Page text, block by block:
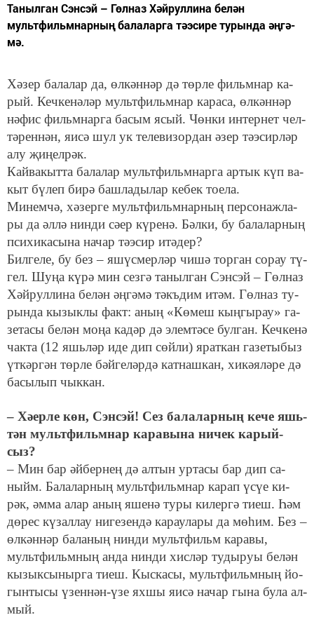
Та­ныл­ган Сэнсэй – Гөл­наз Хәй­рул­ли­на бе­лән
мультфильмнарның балаларга тәэсире турында әң­гә­
мә.
Хә­зер ба­ла­лар да, өл­кән­нәр дә төр­ле фильм­нар ка­
рый. Ке­чкенәләр мульт­фильм­нар караса, өл­кән­нәр
нә­фис фильм­нар­га ба­сым ясый. Чөн­ки ин­тер­нет чел­
тә­рен­нән, яи­сә шул ук те­ле­ви­зор­дан әзер тәэ­сир­ләр
алу җи­ңел­рәк.
Кайвакытта ба­ла­лар мультфильмнарга ар­тык күп ва­
кыт бү­леп би­рә баш­ла­ды­лар ке­бек тоела.
Ми­нем­чә, хә­зер­ге мульт­фильм­нар­ның пер­со­наж­ла­
ры да әл­лә нин­ди сә­ер кү­ре­нә. Бәл­ки, бу ба­ла­лар­ның
пси­хи­ка­сы­на на­чар тәэ­сир итә­дер?
Бил­ге­ле, бу без – яшүс­мер­ләр чи­шә тор­ган со­рау тү­
гел. Шу­ңа кү­рә мин сез­гә та­ныл­ган Сэнсэй – Гөл­наз
Хәй­рул­ли­на бе­лән әң­гә­мә тәкъ­дим итәм. Гөл­наз ту­
рын­да кы­зык­лы факт: аның «Кө­меш кың­гы­рау» га­
зе­та­сы бе­лән мо­ңа ка­дәр дә элем­тә­се бул­ган. Кеч­ке­нә
чак­та (12 яшь­ләр иде дип сөй­ли) ярат­кан га­зе­ты­быз
үт­кәр­гән төр­ле бәй­ге­лә­р­дә кат­наш­кан, хи­кә­я­лә­ре дә
ба­сы­лып чык­кан.
– Хә­ер­ле көн, Сэнсэй! Сез ба­ла­лар­ның ке­че яшь­
тән мульт­фильм­нар ка­ра­вы­на ни­чек ка­рый­
сыз?
– Мин бар әй­бер­нең дә ал­тын ур­та­сы бар дип са­
ныйм. Ба­ла­лар­ның мульт­фильм­нар ка­рап үсүе ки­
рәк, әм­ма алар аның яше­нә ту­ры ки­лер­гә ти­еш. Һәм
дө­рес кү­зал­лау ни­ге­зен­дә ка­рау­ла­ры да мө­һим. Без –
өл­кән­нәр ба­ла­ның нин­ди мульт­фильм ка­ра­вы,
мульт­фильм­ның ан­да нин­ди хис­ләр ту­ды­руы бе­лән
кы­зык­сы­ныр­га ти­еш. Кыс­ка­сы, мульт­фильм­ның йо­
гын­ты­сы үзен­нән-үзе ях­шы яи­сә на­чар гы­на бу­ла ал­
мый.